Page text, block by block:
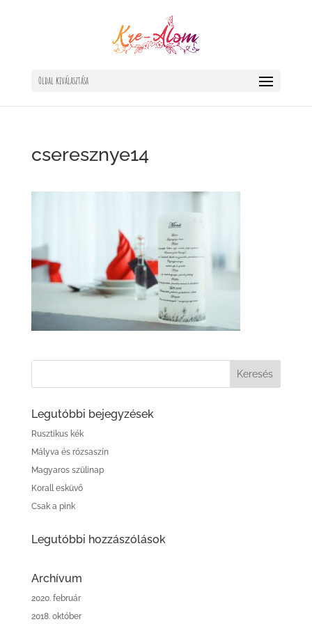
Oldal kiválasztása
cseresznye14
Legutóbbi bejegyzések
Rusztikus kék
Mályva és rózsaszín
Magyaros szülinap
Korall esküvő
Csak a pink
Legutóbbi hozzászólások
Archívum
2020. február
2018. október